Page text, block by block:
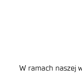
W ramach naszej